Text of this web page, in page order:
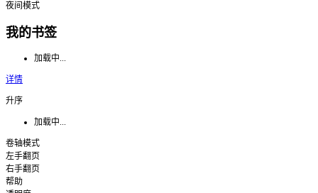
夜间模式
我的书签
加载中...
详情
升序
加载中...
卷轴模式
左手翻页
右手翻页
帮助